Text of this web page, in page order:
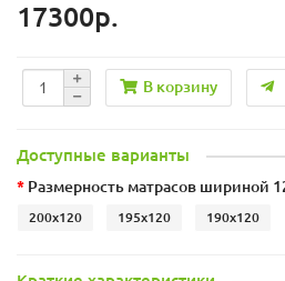
17300р.
В корзину
Доступные варианты
Размерность матрасов шириной
200x120 195x120 190x120